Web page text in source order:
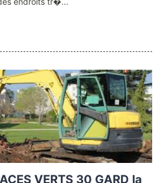
VERTS 30 GARD la